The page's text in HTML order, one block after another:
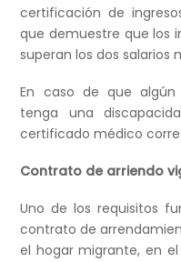
certificación de
que demuestre que los
superan los dos salarios
En caso de que
tenga una
certificado médico
Contrato de arriendo
Uno de los requisitos
contrato de
el hogar migrante, en